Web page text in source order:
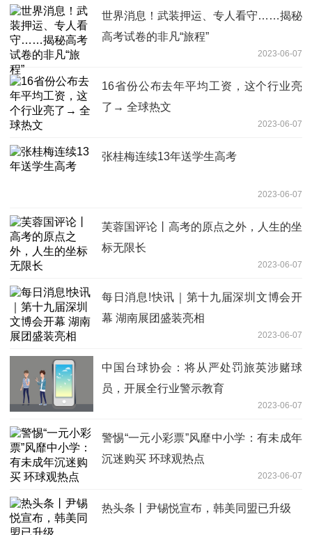
世界消息！武装押运、专人看守……揭秘
高考试卷的非凡“旅程”
2023-06-07
16省份公布去年平均工资，这个行业亮
了→ 全球热文
2023-06-07
张桂梅连续13年送学生高考
2023-06-07
芙蓉国评论丨高考的原点之外，人生的坐
标无限长
2023-06-07
每日消息!快讯｜第十九届深圳文博会开
幕 湖南展团盛装亮相
2023-06-07
中国台球协会：将从严处罚旅英涉赌球
员，开展全行业警示教育
2023-06-07
警惕“一元小彩票”风靡中小学：有未成年
沉迷购买 环球观热点
2023-06-07
热头条丨尹锡悦宣布，韩美同盟已升级